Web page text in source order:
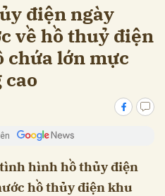
điện ngày
về hồ thuỷ điện
chứa lớn mực
cao
tình hình hồ thủy điện
hồ thủy điện khu
Hủy